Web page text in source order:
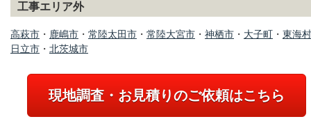
工事エリア外
高萩市 ・ 鹿嶋市 ・ 常陸太田市 ・ 常陸大宮市 ・ 神栖市 ・ 大子町 ・ 東海村
日立市 ・ 北茨城市
現地調査・お見積りのご依頼はこちら